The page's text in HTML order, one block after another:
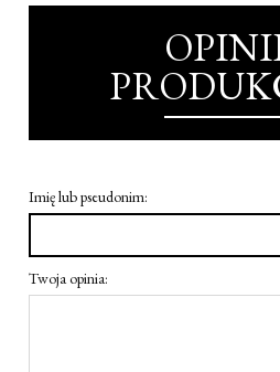
Imię lub pseudonim:
Twoja opinia: